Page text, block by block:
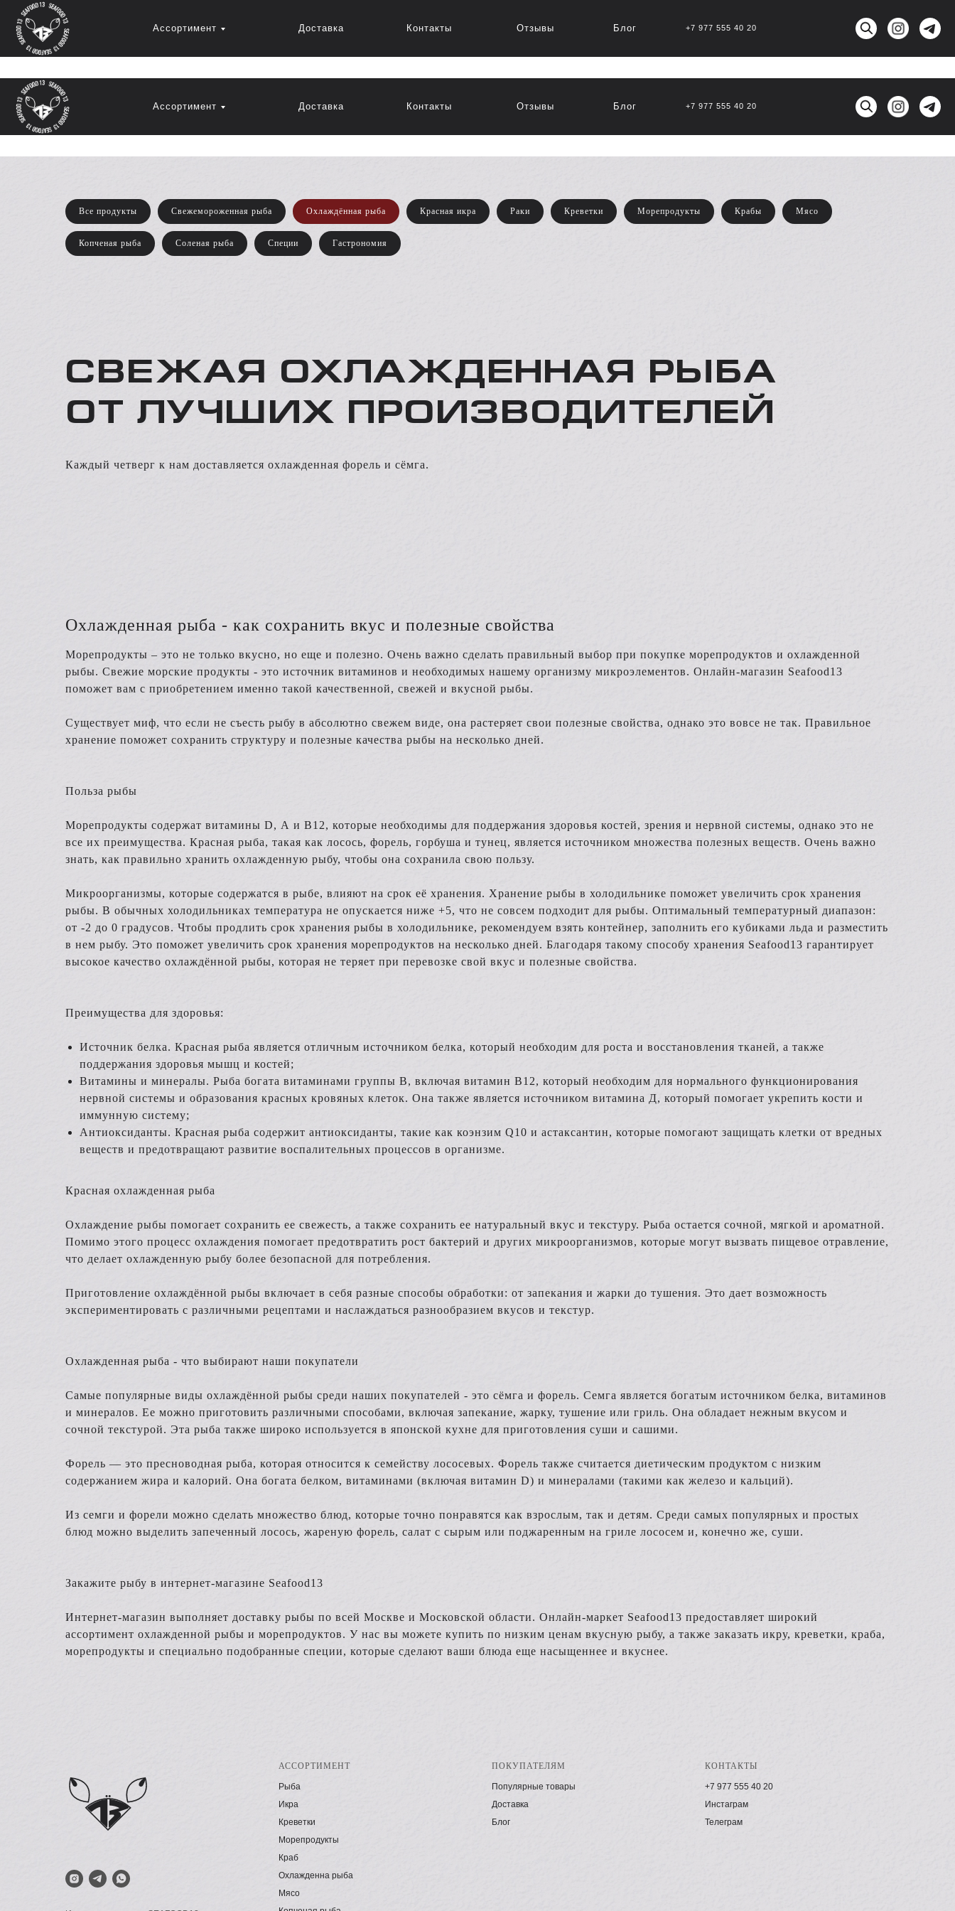
+7 977 555 40 20
Ассортимент Доставка Отзывы
Контакты Блог
+7 977 555 40 20
Ассортимент Доставка Отзывы
Контакты Блог
Все продукты Свежемороженная рыба Охлаждённая рыба Красная икра Раки Креветки Морепродукты Крабы Мясо
Копченая рыба Соленая рыба Специи Гастрономия
СВЕЖАЯ ОХЛАЖДЕННАЯ РЫБА
ОТ ЛУЧШИХ ПРОИЗВОДИТЕЛЕЙ
Каждый четверг к нам доставляется охлажденная форель и сёмга.
Охлажденная рыба - как сохранить вкус и полезные свойства
Морепродукты – это не только вкусно, но еще и полезно. Очень важно сделать правильный выбор при покупке морепродуктов и охлажденной
рыбы. Свежие морские продукты - это источник витаминов и необходимых нашему организму микроэлементов. Онлайн-магазин Seafood13
поможет вам с приобретением именно такой качественной, свежей и вкусной рыбы.
Существует миф, что если не съесть рыбу в абсолютно свежем виде, она растеряет свои полезные свойства, однако это вовсе не так. Правильное
хранение поможет сохранить структуру и полезные качества рыбы на несколько дней.
Польза рыбы
Морепродукты содержат витамины D, А и В12, которые необходимы для поддержания здоровья костей, зрения и нервной системы, однако это не
все их преимущества. Красная рыба, такая как лосось, форель, горбуша и тунец, является источником множества полезных веществ. Очень важно
знать, как правильно хранить охлажденную рыбу, чтобы она сохранила свою пользу.
Микроорганизмы, которые содержатся в рыбе, влияют на срок её хранения. Хранение рыбы в холодильнике поможет увеличить срок хранения
рыбы. В обычных холодильниках температура не опускается ниже +5, что не совсем подходит для рыбы. Оптимальный температурный диапазон:
от -2 до 0 градусов. Чтобы продлить срок хранения рыбы в холодильнике, рекомендуем взять контейнер, заполнить его кубиками льда и разместить
в нем рыбу. Это поможет увеличить срок хранения морепродуктов на несколько дней. Благодаря такому способу хранения Seafood13 гарантирует
высокое качество охлаждённой рыбы, которая не теряет при перевозке свой вкус и полезные свойства.
Преимущества для здоровья:
Источник белка. Красная рыба является отличным источником белка, который необходим для роста и восстановления тканей, а также
поддержания здоровья мышц и костей;
Витамины и минералы. Рыба богата витаминами группы В, включая витамин В12, который необходим для нормального функционирования
нервной системы и образования красных кровяных клеток. Она также является источником витамина Д, который помогает укрепить кости и
иммунную систему;
Антиоксиданты. Красная рыба содержит антиоксиданты, такие как коэнзим Q10 и астаксантин, которые помогают защищать клетки от вредных
веществ и предотвращают развитие воспалительных процессов в организме.
Красная охлажденная рыба
Охлаждение рыбы помогает сохранить ее свежесть, а также сохранить ее натуральный вкус и текстуру. Рыба остается сочной, мягкой и ароматной.
Помимо этого процесс охлаждения помогает предотвратить рост бактерий и других микроорганизмов, которые могут вызвать пищевое отравление,
что делает охлажденную рыбу более безопасной для потребления.
Приготовление охлаждённой рыбы включает в себя разные способы обработки: от запекания и жарки до тушения. Это дает возможность
экспериментировать с различными рецептами и наслаждаться разнообразием вкусов и текстур.
Охлажденная рыба - что выбирают наши покупатели
Самые популярные виды охлаждённой рыбы среди наших покупателей - это сёмга и форель. Семга является богатым источником белка, витаминов
и минералов. Ее можно приготовить различными способами, включая запекание, жарку, тушение или гриль. Она обладает нежным вкусом и
сочной текстурой. Эта рыба также широко используется в японской кухне для приготовления суши и сашими.
Форель — это пресноводная рыба, которая относится к семейству лососевых. Форель также считается диетическим продуктом с низким
содержанием жира и калорий. Она богата белком, витаминами (включая витамин D) и минералами (такими как железо и кальций).
Из семги и форели можно сделать множество блюд, которые точно понравятся как взрослым, так и детям. Среди самых популярных и простых
блюд можно выделить запеченный лосось, жареную форель, салат с сырым или поджаренным на гриле лососем и, конечно же, суши.
Закажите рыбу в интернет-магазине Seafood13
Интернет-магазин выполняет доставку рыбы по всей Москве и Московской области. Онлайн-маркет Seafood13 предоставляет широкий
ассортимент охлажденной рыбы и морепродуктов. У нас вы можете купить по низким ценам вкусную рыбу, а также заказать икру, креветки, краба,
морепродукты и специально подобранные специи, которые сделают ваши блюда еще насыщеннее и вкуснее.
АССОРТИМЕНТ
Рыба
Икра
Креветки
Морепродукты
Краб
Охлажденна рыба
Мясо
ПОКУПАТЕЛЯМ
Популярные товары
Доставка
Блог
КОНТАКТЫ
+7 977 555 40 20
Инстаграм
Телеграм